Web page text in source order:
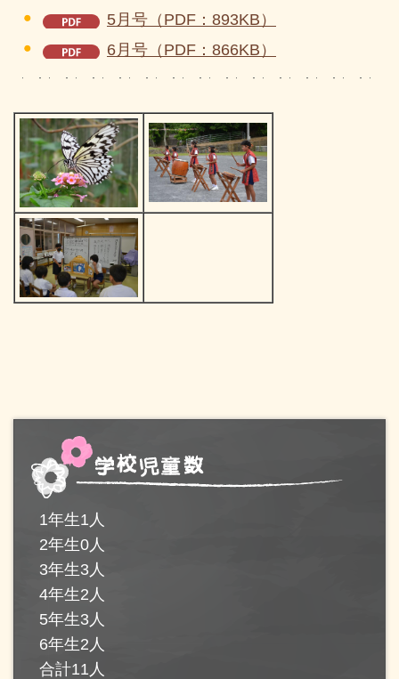
5月号（PDF：893KB）
6月号（PDF：866KB）
1年生1人
2年生0人
3年生3人
4年生2人
5年生3人
6年生2人
合計11人